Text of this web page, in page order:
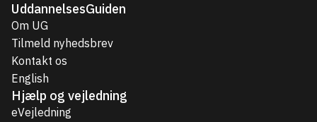
UddannelsesGuiden
Om UG
Tilmeld nyhedsbrev
Kontakt os
English
Hjælp og vejledning
eVejledning